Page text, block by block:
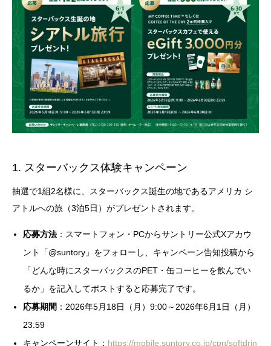
1. スターバックス体験キャンペーン
抽選で1組2名様に、スターバックス誕生の地であるアメリカ シ
アトルへの旅（3泊5日）がプレゼントされます。
応募方法 ：スマートフォン・PCからサントリー公式Xアカウ
ント「@suntory」をフォローし、キャンペーン告知投稿から
「どんな時にスターバックスのPET・缶コーヒーを飲んでい
るか」を記入してポストすると応募完了です。
応募期間 ：2026年5月18日（月）9:00～2026年6月1日（月）
23:59
キャンペーンサイト： https://mobile.suntory.co.jp/cpn/softdrin